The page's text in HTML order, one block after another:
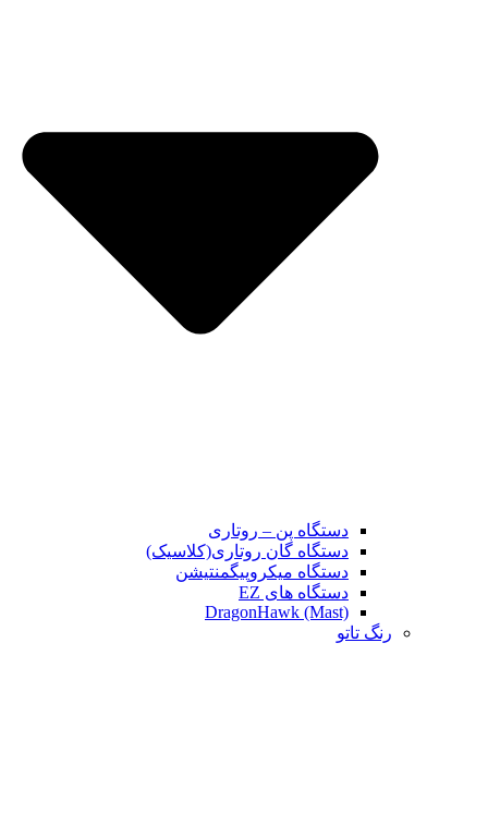
دستگاه پن – روتاری
دستگاه گان روتاری(کلاسیک)
دستگاه میکروپیگمنتیشن
دستگاه های EZ
DragonHawk (Mast)
رنگ تاتو